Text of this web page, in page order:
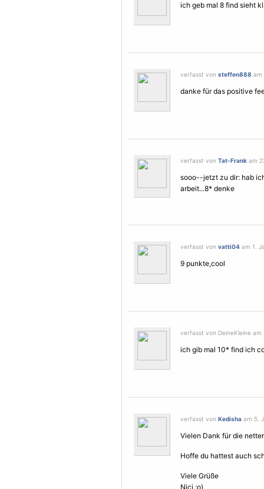
ich geb mal 8 find sieht
verfasst von steffen888 am
danke für das positive
verfasst von Tat-Frank am
sooo--jetzt zu dir: hab
arbeit...8* denke
verfasst von vatti04 am 1.
9 punkte,cool
verfasst von DeineKleine am
ich gib mal 10* find ich
verfasst von Kedisha am 5.
Vielen Dank für die
Hoffe du hattest auch
Viele Grüße
Nici ;o)